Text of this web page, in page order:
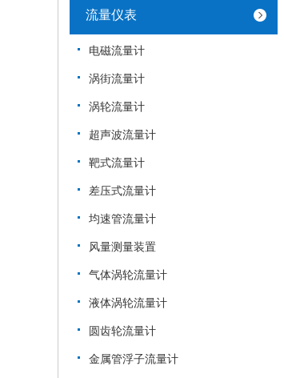
流量仪表
电磁流量计
涡街流量计
涡轮流量计
超声波流量计
靶式流量计
差压式流量计
均速管流量计
风量测量装置
气体涡轮流量计
液体涡轮流量计
圆齿轮流量计
金属管浮子流量计